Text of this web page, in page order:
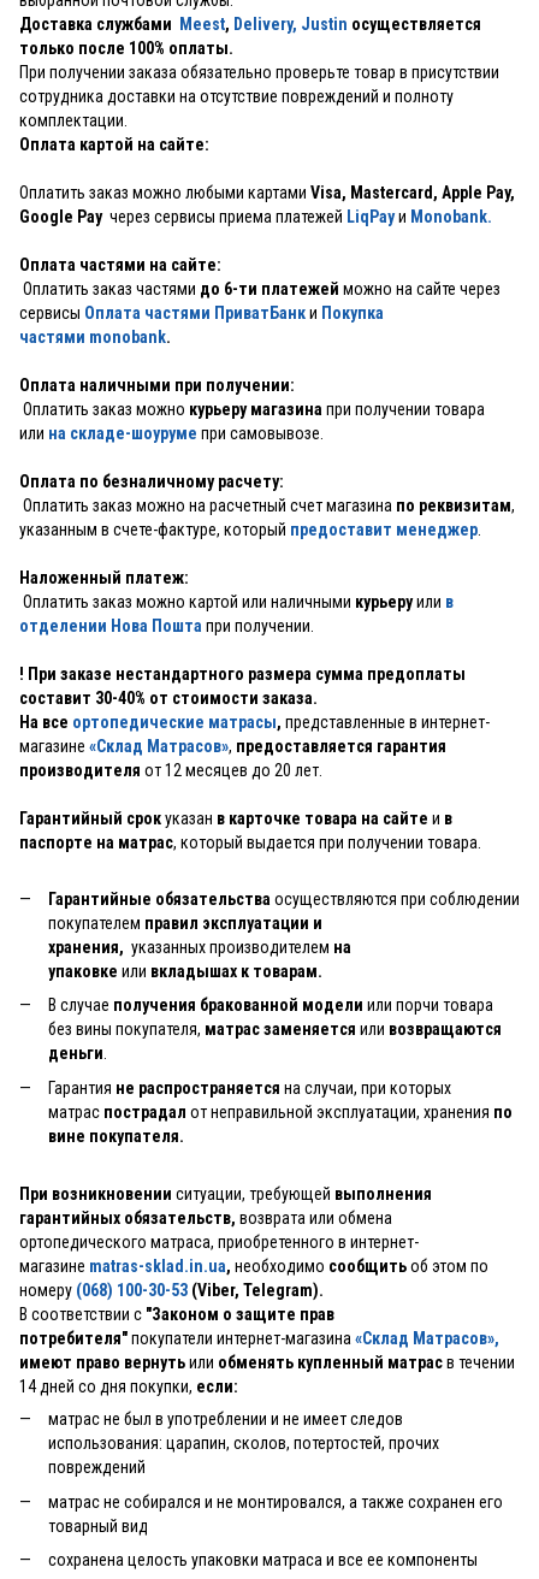
Доставка службами
Meest, Delivery, Justin осуществляется
только после 100% оплаты.
При получении заказа обязательно проверьте товар в присутствии
сотрудника доставки на отсутствие повреждений и полноту
комплектации.
Оплата картой на сайте:
Оплатить заказ можно любыми картами Visa, Mastercard, Apple Pay,
Google Pay через сервисы приема платежей LiqPayи Monobank.
Оплата частями на сайте:
Оплатить заказ частями до 6-ти платежей можно на сайте через
сервисы Оплата частями ПриватБанки Покупка
частями monobank.
Оплата наличными при получении:
Оплатить заказ можно курьеру магазина при получении товара
или на складе-шоуруме при самовывозе.
Оплата по безналичному расчету:
Оплатить заказ можно на расчетный счет магазина по реквизитам,
указанным в счете-фактуре, который предоставит менеджер
Наложенный платеж:
Оплатить заказ можно картой или наличными курьеруили в
отделении Нова Пошта при получении.
! При заказе нестандартного размера сумма предоплаты
составит 30-40% от стоимости заказа.
На все ортопедические матрасы, представленные в интернет-
магазине «Склад Матрасов», предоставляется гарантия
производителя от 12 месяцев до 20 лет.
Гарантийный срокуказан в карточке товара на сайте и в
паспорте на матрас, который выдается при получении товара.
Гарантийные обязательства осуществляются при соблюдении
покупателем правил эксплуатации и
хранения, указанных производителем на
упаковке или вкладышах к товарам.
В случае получения бракованной модели или порчи товара
без вины покупателя, матрас заменяется или возвращаются
деньги.
Гарантия не распространяется на случаи, при которых
матрас пострадал от неправильной эксплуатации, хранения по
вине покупателя.
При возникновении ситуации, требующей выполнения
гарантийных обязательств, возврата или обмена
ортопедического матраса, приобретенного в интернет-
магазине matras-sklad.in.ua, необходимо сообщитьоб этом по
номеру (068) 100-30-53 (Viber, Telegram).
В соответствии с "Законом о защите прав
потребителя"покупатели интернет-магазина «Склад Матрасов»,
имеют право вернутьили обменять купленный матрасв течении
14 дней со дня покупки, если:
матрас не был в употреблении и не имеет следов
использования: царапин, сколов, потертостей, прочих
повреждений
матрас не собирался и не монтировался, а также сохранен его
товарный вид
сохранена целость упаковки матраса и все ее компоненты